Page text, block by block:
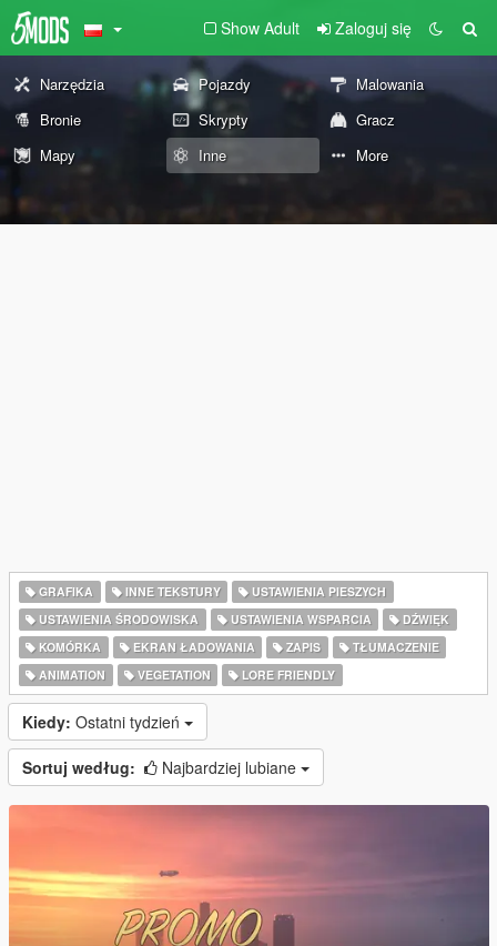
Show Adult Zaloguj się
Narzędzia Pojazdy
Malowania
Bronie
Skrypty
Gracz
Mapy
Inne More
GRAFIKA INNE TEKSTURY
USTAWIENIA PIESZYCH
USTAWIENIA ŚRODOWISKA
USTAWIENIA WSPARCIA
DŹWIĘK
KOMÓRKA
EKRAN ŁADOWANIA ZAPIS
TŁUMACZENIE
ANIMATION
VEGETATION LORE FRIENDLY
Kiedy: Ostatni tydzień
Sortuj według: Najbardziej lubiane